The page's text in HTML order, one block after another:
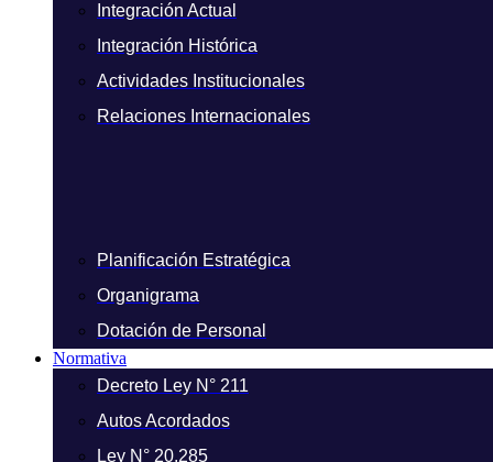
Integración Actual
Integración Histórica
Actividades Institucionales
Relaciones Internacionales
Planificación Estratégica
Organigrama
Dotación de Personal
Normativa
Decreto Ley N° 211
Autos Acordados
Ley N° 20.285